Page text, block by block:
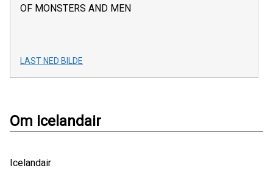
OF MONSTERS AND MEN
LAST NED BILDE
Om Icelandair
Icelandair